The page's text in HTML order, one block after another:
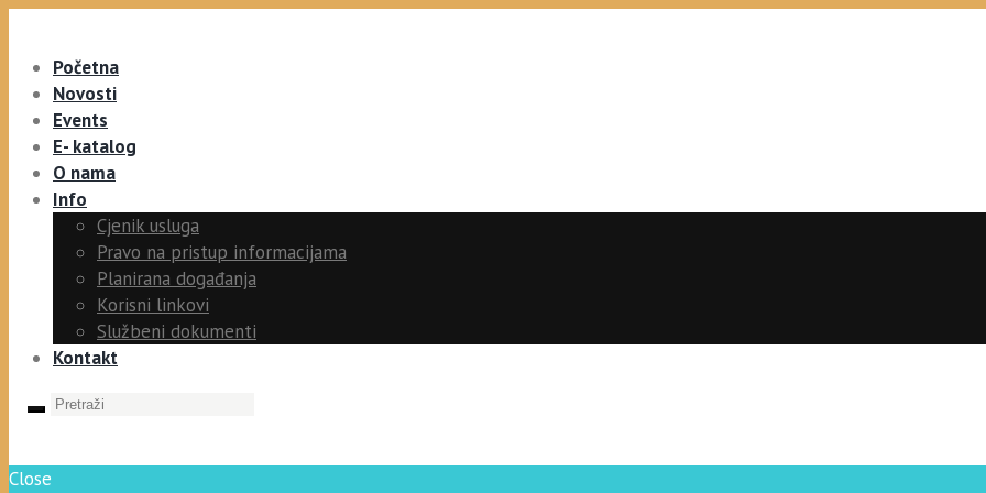
Početna
Novosti
Events
E- katalog
O nama
Info
Cjenik usluga
Pravo na pristup informacijama
Planirana događanja
Korisni linkovi
Službeni dokumenti
Kontakt
Close